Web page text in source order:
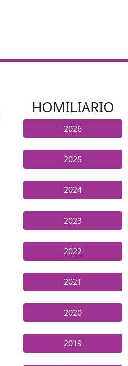
HOMILIARIO
2026
2025
2024
2023
2022
2021
2020
2019